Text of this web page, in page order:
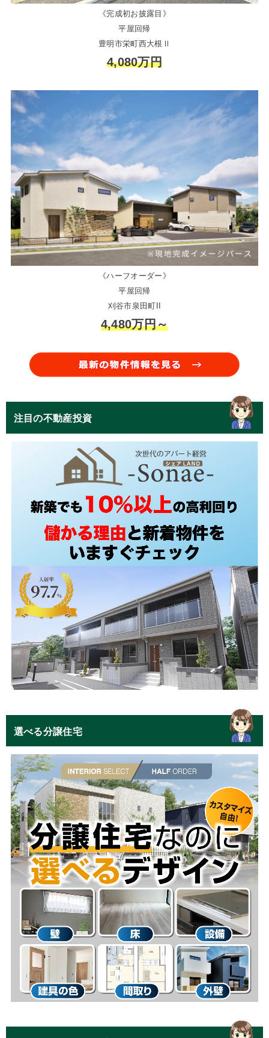
《完成初お披露目》
平屋回帰
豊明市栄町西大根Ⅱ
4,080万円
《ハーフオーダー》
平屋回帰
刈谷市泉田町II
4,480万円～
注目の不動産投資
選べる分譲住宅